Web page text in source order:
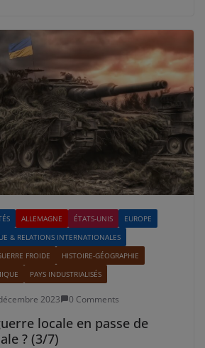
ALLEMAGNE ÉTATS-UNIS
EUROPE
& RELATIONS INTERNATIONALES
FROIDE
HISTOIRE-GÉOGRAPHIE
PAYS INDUSTRIALISÉS
2023 0 Comments
locale en passe de
? (3/7)